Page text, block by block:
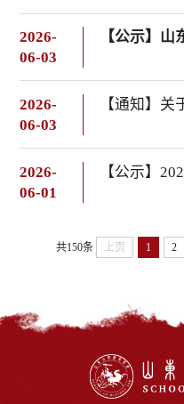
2026-
06-03
2026-
06-03
2026-
06-01
共150条 上页 1 2